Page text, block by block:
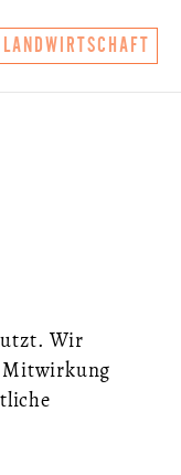
LANDWIRTSCHAFT
Wir
Mitwirkung